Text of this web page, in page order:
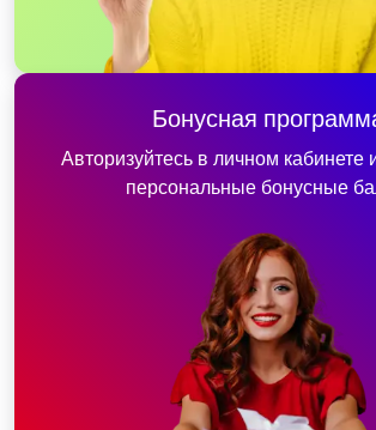
Бонусная
Авторизуйтесь в личном кабинете
персональные бонусные